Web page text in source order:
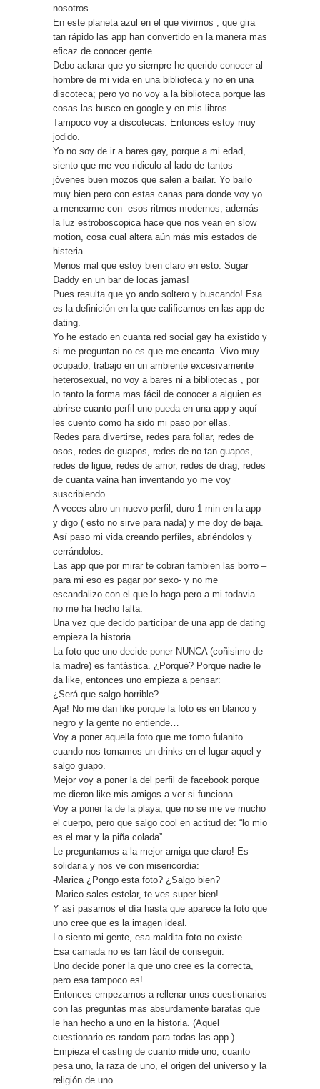
nosotros…
En este planeta azul en el que vivimos , que gira
tan rápido las app han convertido en la manera mas
eficaz de conocer gente.
Debo aclarar que yo siempre he querido conocer al
hombre de mi vida en una biblioteca y no en una
discoteca; pero yo no voy a la biblioteca porque las
cosas las busco en google y en mis libros.
Tampoco voy a discotecas. Entonces estoy muy
jodido.
Yo no soy de ir a bares gay, porque a mi edad,
siento que me veo ridiculo al lado de tantos
jóvenes buen mozos que salen a bailar. Yo bailo
muy bien pero con estas canas para donde voy yo
a menearme con esos ritmos modernos, además
la luz estroboscopica hace que nos vean en slow
motion, cosa cual altera aún más mis estados de
histeria.
Menos mal que estoy bien claro en esto. Sugar
Daddy en un bar de locas jamas!
Pues resulta que yo ando soltero y buscando! Esa
es la definición en la que calificamos en las app de
dating.
Yo he estado en cuanta red social gay ha existido y
si me preguntan no es que me encanta. Vivo muy
ocupado, trabajo en un ambiente excesivamente
heterosexual, no voy a bares ni a bibliotecas , por
lo tanto la forma mas fácil de conocer a alguien es
abrirse cuanto perfil uno pueda en una app y aquí
les cuento como ha sido mi paso por ellas.
Redes para divertirse, redes para follar, redes de
osos, redes de guapos, redes de no tan guapos,
redes de ligue, redes de amor, redes de drag, redes
de cuanta vaina han inventando yo me voy
suscribiendo.
A veces abro un nuevo perfil, duro 1 min en la app
y digo ( esto no sirve para nada) y me doy de baja.
Así paso mi vida creando perfiles, abriéndolos y
cerrándolos.
Las app que por mirar te cobran tambien las borro –
para mi eso es pagar por sexo- y no me
escandalizo con el que lo haga pero a mi todavia
no me ha hecho falta.
Una vez que decido participar de una app de dating
empieza la historia.
La foto que uno decide poner NUNCA (coñisimo de
la madre) es fantástica. ¿Porqué? Porque nadie le
da like, entonces uno empieza a pensar:
¿Será que salgo horrible?
Aja! No me dan like porque la foto es en blanco y
negro y la gente no entiende…
Voy a poner aquella foto que me tomo fulanito
cuando nos tomamos un drinks en el lugar aquel y
salgo guapo.
Mejor voy a poner la del perfil de facebook porque
me dieron like mis amigos a ver si funciona.
Voy a poner la de la playa, que no se me ve mucho
el cuerpo, pero que salgo cool en actitud de: “lo mio
es el mar y la piña colada”.
Le preguntamos a la mejor amiga que claro! Es
solidaria y nos ve con misericordia:
-Marica ¿Pongo esta foto? ¿Salgo bien?
-Marico sales estelar, te ves super bien!
Y así pasamos el día hasta que aparece la foto que
uno cree que es la imagen ideal.
Lo siento mi gente, esa maldita foto no existe…
Esa carnada no es tan fácil de conseguir.
Uno decide poner la que uno cree es la correcta,
pero esa tampoco es!
Entonces empezamos a rellenar unos cuestionarios
con las preguntas mas absurdamente baratas que
le han hecho a uno en la historia. (Aquel
cuestionario es random para todas las app.)
Empieza el casting de cuanto mide uno, cuanto
pesa uno, la raza de uno, el origen del universo y la
religión de uno.